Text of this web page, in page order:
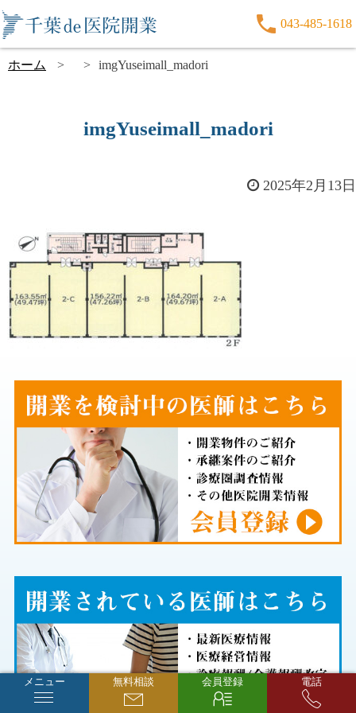
043-485-1618
ホーム imgYuseimall_madori
imgYuseimall_madori
2025年2月13日
メニュー 無料相談 会員登録 電話